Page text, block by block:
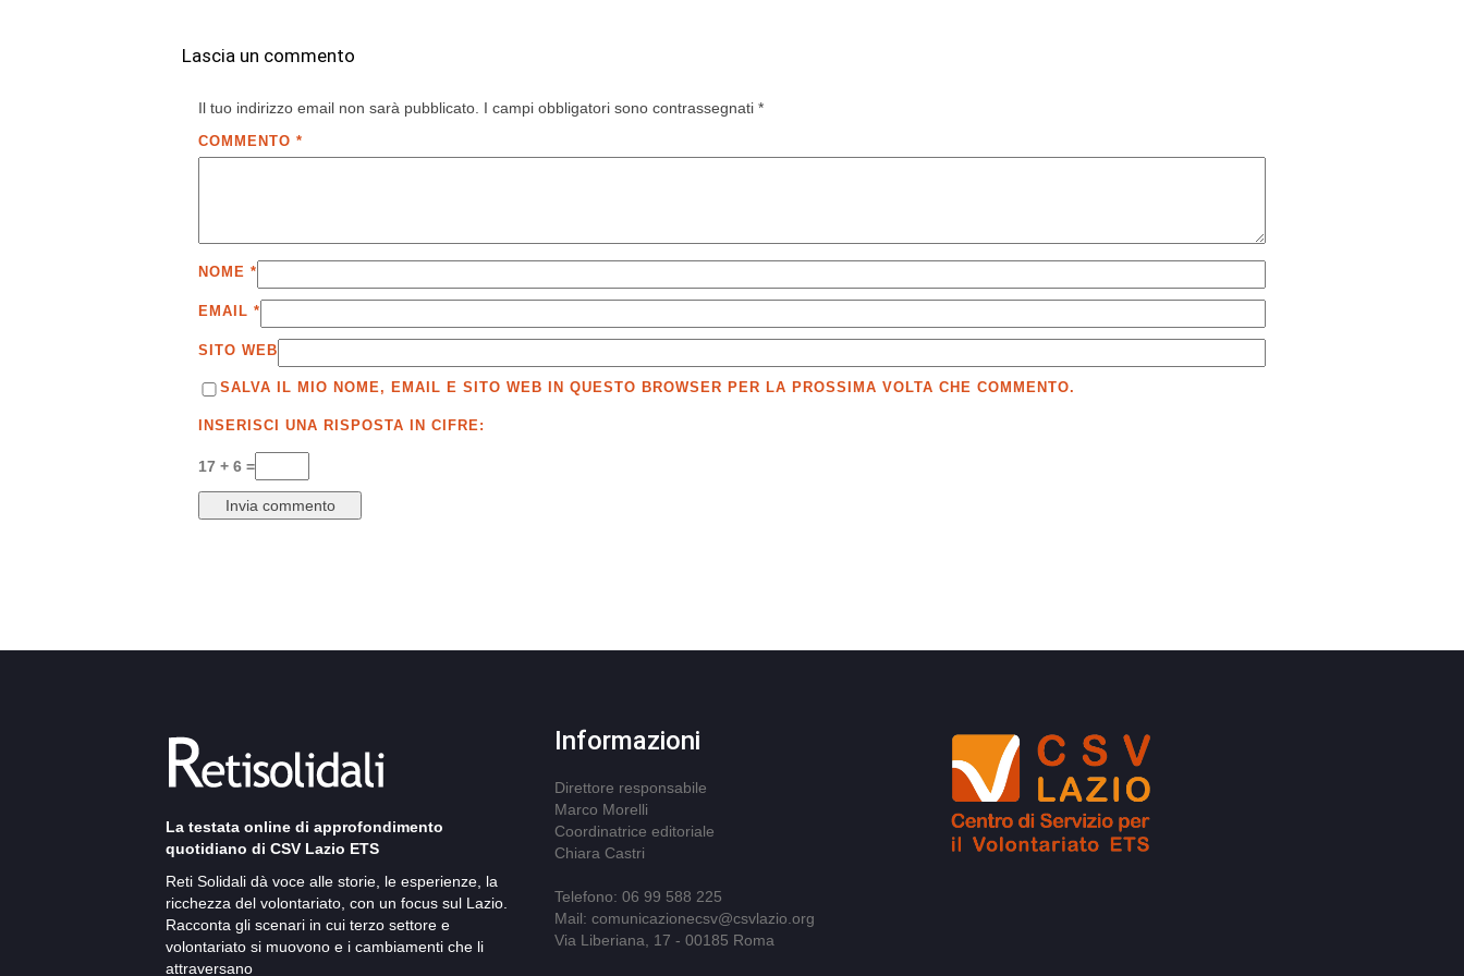
Lascia un commento
Il tuo indirizzo email non sarà pubblicato. I campi obbligatori sono contrassegnati *
COMMENTO *
NOME *
EMAIL *
SITO WEB
SALVA IL MIO NOME, EMAIL E SITO WEB IN QUESTO BROWSER PER LA PROSSIMA VOLTA CHE COMMENTO.
INSERISCI UNA RISPOSTA IN CIFRE:
17 + 6 =
La testata online di approfondimento
quotidiano di CSV Lazio ETS
Reti Solidali dà voce alle storie, le esperienze, la
ricchezza del volontariato, con un focus sul Lazio.
Racconta gli scenari in cui terzo settore e
volontariato si muovono e i cambiamenti che li
attraversano
Informazioni
Direttore responsabile
Marco Morelli
Coordinatrice editoriale
Chiara Castri
Telefono: 06 99 588 225
Mail: comunicazionecsv@csvlazio.org
Via Liberiana, 17 - 00185 Roma